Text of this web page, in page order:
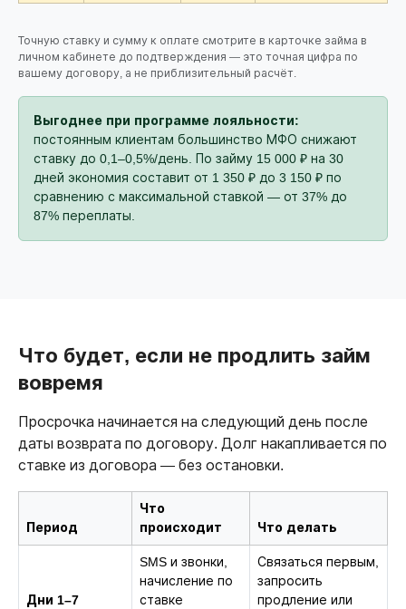
Точную ставку и сумму к оплате смотрите в карточке займа в
личном кабинете до подтверждения — это точная цифра по
вашему договору, а не приблизительный расчёт.
Выгоднее при программе лояльности:
постоянным клиентам большинство МФО снижают
ставку до 0,1–0,5%/день. По займу 15 000 ₽ на 30
дней экономия составит от 1 350 ₽ до 3 150 ₽ по
сравнению с максимальной ставкой — от 37% до
87% переплаты.
Что будет, если не продлить займ
вовремя
Просрочка начинается на следующий день после
даты возврата по договору. Долг накапливается по
ставке из договора — без остановки.
Период
Что
происходит
Что делать
Дни 1–7
SMS и звонки,
начисление по
ставке
Связаться первым,
запросить
продление или